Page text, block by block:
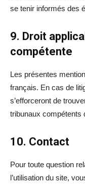
se tenir informés des
9. Droit
compétente
Les présentes
français. En cas de
s’efforceront de
tribunaux compétents
10. Contact
Pour toute question
l’utilisation du site,